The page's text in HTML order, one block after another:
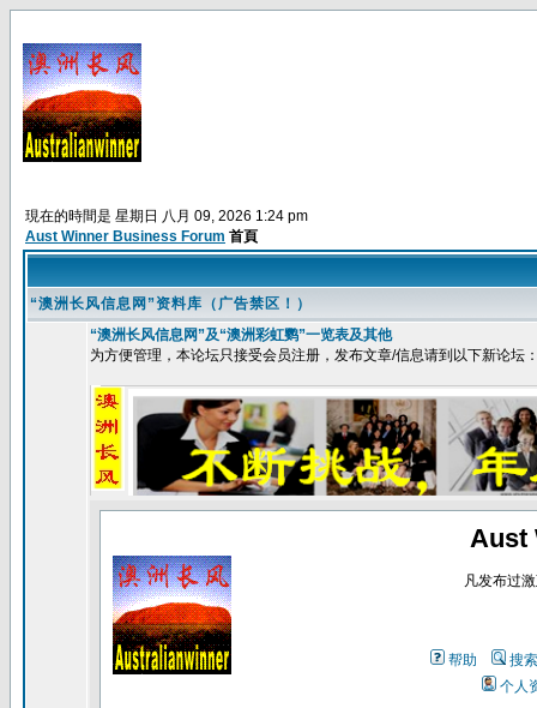
現在的時間是 星期日 八月 09, 2026 1:24 pm
Aust Winner Business Forum 首頁
“澳洲长风信息网”资料库（广告禁区！）
“澳洲长风信息网”及“澳洲彩虹鹦”一览表及其他
为方便管理，本论坛只接受会员注册，发布文章/信息请到以下新论坛